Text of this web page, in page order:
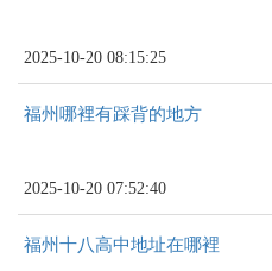
2025-10-20 08:15:25
福州哪裡有踩背的地方
2025-10-20 07:52:40
福州十八高中地址在哪裡